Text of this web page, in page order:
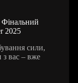
Фінальний
2025
сили,
з вас – вже